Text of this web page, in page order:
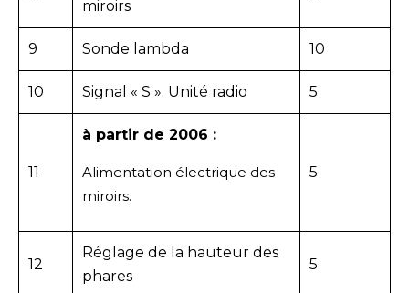
miroirs
9 Sonde lambda 10
10 Signal « S ». Unité radio 5
11
à partir de 2006 :
Alimentation électrique des
miroirs.
5
12
Réglage de la hauteur des
phares
5